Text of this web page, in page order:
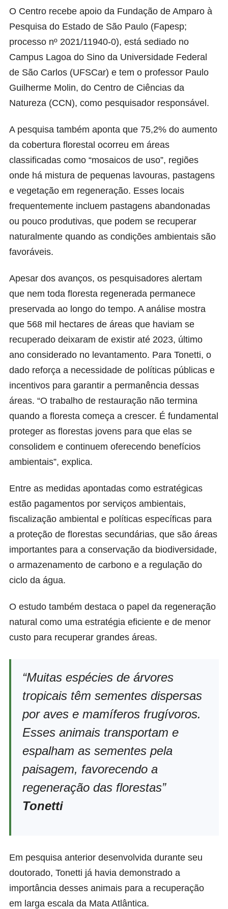
O Centro recebe apoio da Fundação de Amparo à
Pesquisa do Estado de São Paulo (Fapesp;
processo nº 2021/11940-0), está sediado no
Campus Lagoa do Sino da Universidade Federal
de São Carlos (UFSCar) e tem o professor Paulo
Guilherme Molin, do Centro de Ciências da
Natureza (CCN), como pesquisador responsável.
A pesquisa também aponta que 75,2% do aumento
da cobertura florestal ocorreu em áreas
classificadas como “mosaicos de uso”, regiões
onde há mistura de pequenas lavouras, pastagens
e vegetação em regeneração. Esses locais
frequentemente incluem pastagens abandonadas
ou pouco produtivas, que podem se recuperar
naturalmente quando as condições ambientais são
favoráveis.
Apesar dos avanços, os pesquisadores alertam
que nem toda floresta regenerada permanece
preservada ao longo do tempo. A análise mostra
que 568 mil hectares de áreas que haviam se
recuperado deixaram de existir até 2023, último
ano considerado no levantamento. Para Tonetti, o
dado reforça a necessidade de políticas públicas e
incentivos para garantir a permanência dessas
áreas. “O trabalho de restauração não termina
quando a floresta começa a crescer. É fundamental
proteger as florestas jovens para que elas se
consolidem e continuem oferecendo benefícios
ambientais”, explica.
Entre as medidas apontadas como estratégicas
estão pagamentos por serviços ambientais,
fiscalização ambiental e políticas específicas para
a proteção de florestas secundárias, que são áreas
importantes para a conservação da biodiversidade,
o armazenamento de carbono e a regulação do
ciclo da água.
O estudo também destaca o papel da regeneração
natural como uma estratégia eficiente e de menor
custo para recuperar grandes áreas.
“Muitas espécies de árvores
tropicais têm sementes dispersas
por aves e mamíferos frugívoros.
Esses animais transportam e
espalham as sementes pela
paisagem, favorecendo a
regeneração das florestas”
Tonetti
Em pesquisa anterior desenvolvida durante seu
doutorado, Tonetti já havia demonstrado a
importância desses animais para a recuperação
em larga escala da Mata Atlântica.